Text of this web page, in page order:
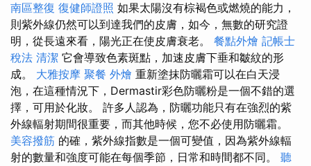
南區整復 復健師證照 如果太陽沒有棕褐色或燃燒的能力，
則紫外線仍然可以到達我們的皮膚，如今，無數的研究證
明，從長遠來看，陽光正在使皮膚衰老。 餐點外燴 記帳士
稅法 清潔 它會導致色素斑點，加速皮膚下垂和皺紋的形
成。 大雅按摩 聚餐 外燴 重新塗抹防曬霜可以在白天浸
泡，在這種情況下，Dermastir彩色防曬粉是一個不錯的選
擇，可用於化妝。 許多人認為，防曬功能只有在強烈的紫
外線輻射期間很重要，而其他時候，您不必使用防曬霜。
美容撥筋 的確，紫外線指數是一個可變值，因為紫外線輻
射的數量和強度可能在每個季節，日常和時間都不同。 聽